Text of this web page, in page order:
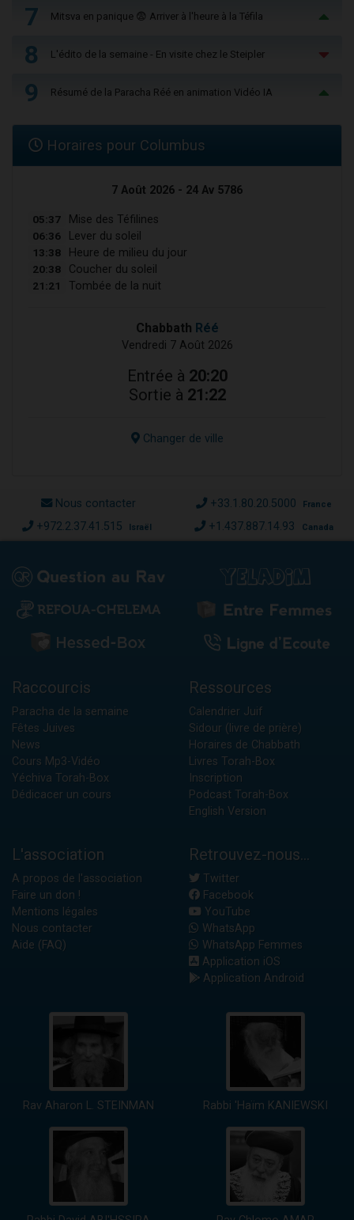
7 Mitsva en panique 😨 Arriver à l'heure à la Téfila
8 L'édito de la semaine - En visite chez le Steipler
9 Résumé de la Paracha Réé en animation Vidéo IA
Horaires pour Columbus
7 Août 2026 - 24 Av 5786
05:37 Mise des Téfilines
06:36 Lever du soleil
13:38 Heure de milieu du jour
20:38 Coucher du soleil
21:21 Tombée de la nuit
Chabbath Réé
Vendredi 7 Août 2026
Entrée à 20:20
Sortie à 21:22
Changer de ville
Nous contacter +33.1.80.20.5000 France
+972.2.37.41.515 Israël +1.437.887.14.93 Canada
Raccourcis
Paracha de la semaine
Fêtes Juives
News
Cours Mp3-Vidéo
Yéchiva Torah-Box
Dédicacer un cours
Ressources
Calendrier Juif
Sidour (livre de prière)
Horaires de Chabbath
Livres Torah-Box
Inscription
Podcast Torah-Box
English Version
L'association
A propos de l'association
Faire un don !
Mentions légales
Nous contacter
Aide (FAQ)
Retrouvez-nous...
Twitter
Facebook
YouTube
WhatsApp
WhatsApp Femmes
Application iOS
Application Android
Rav Aharon L. STEINMAN Rabbi 'Haïm KANIEWSKI